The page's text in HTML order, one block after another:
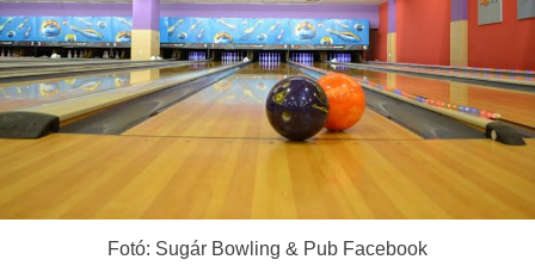
Fotó: Sugár Bowling & Pub Facebook